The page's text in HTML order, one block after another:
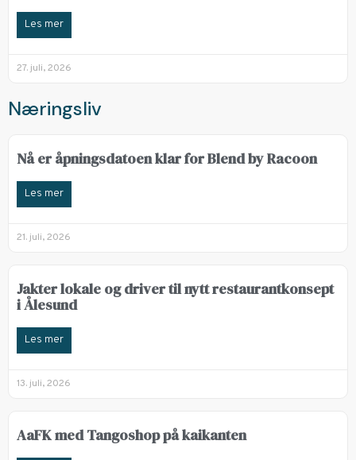
Les mer
27. juli, 2026
Næringsliv
Nå er åpningsdatoen klar for Blend by Racoon
Les mer
21. juli, 2026
Jakter lokale og driver til nytt restaurantkonsept
i Ålesund
Les mer
13. juli, 2026
AaFK med Tangoshop på kaikanten